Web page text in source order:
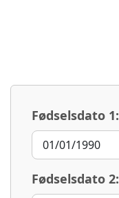
Fødselsdato 1:
Fødselsdato 2: